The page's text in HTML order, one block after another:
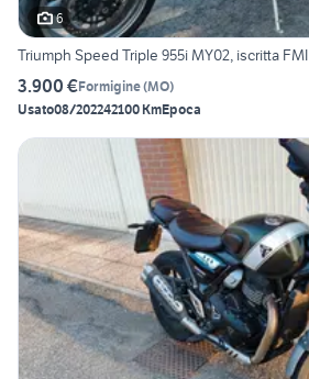
6
Triumph Speed Triple 955i MY02, iscritta FMI
3.900 €Formigine(MO)
Usato08/202242100 KmEpoca